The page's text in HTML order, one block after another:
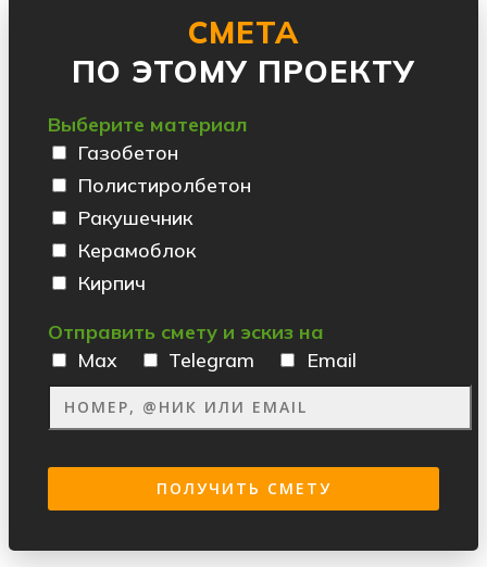
СМЕТА
ПО ЭТОМУ ПРОЕКТУ
Выберите материал
Газобетон
Полистиролбетон
Ракушечник
Керамоблок
Кирпич
Отправить смету и эскиз на
Max
Telegram Email